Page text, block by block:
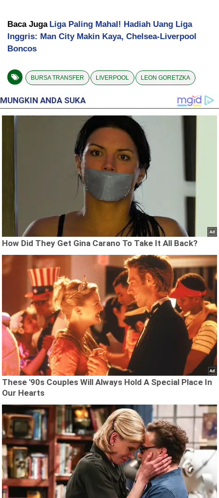
Baca Juga Liga Paling Mahal! Hadiah Uang Liga
Inggris: Man City Makin Kaya, Chelsea-Liverpool
Boncos
BURSA TRANSFER LIVERPOOL LEON GORETZKA